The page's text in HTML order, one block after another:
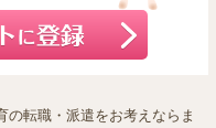
の転職・派遣をお考えならま